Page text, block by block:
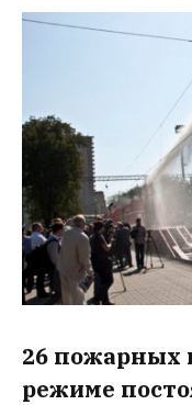
26 пожарных
режиме